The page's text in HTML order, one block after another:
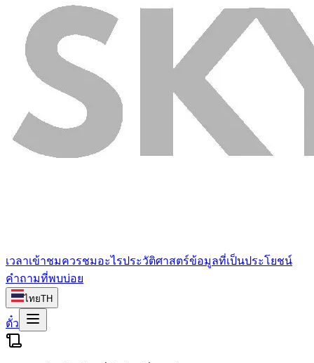
เวลาเข้าชมควรชมอะไรประวัติศาสตร์ข้อมูลที่เป็นประโยชน์
คำถามที่พบบ่อย
ไทยTH
ตั๋ว